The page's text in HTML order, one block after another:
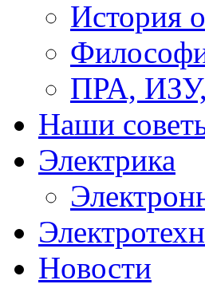
История
ПРА,
Наши
Электрика
Новости